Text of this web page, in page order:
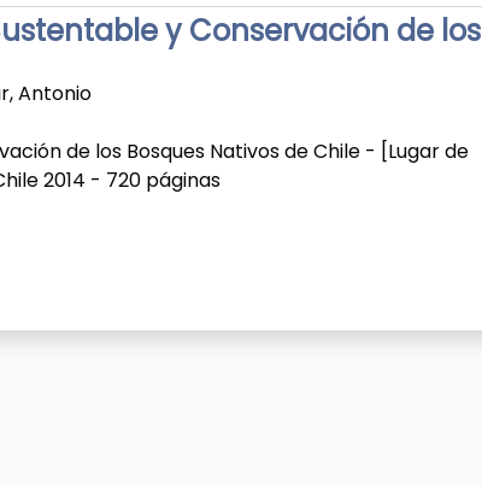
y Conservación de los
Antonio
de los Bosques Nativos de Chile - [Lugar de
2014 - 720 páginas